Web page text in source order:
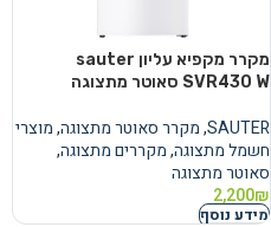
מקרר ‏מקפיא עליון sauter
SVR430 W סאוטר מתצוגה
SAUTER
,מקרר סאוטר מתצוגה,מוצרי
חשמל מתצוגה,מקררים מתצוגה,
סאוטר מתצוגה
2,200₪
מידע נוסף